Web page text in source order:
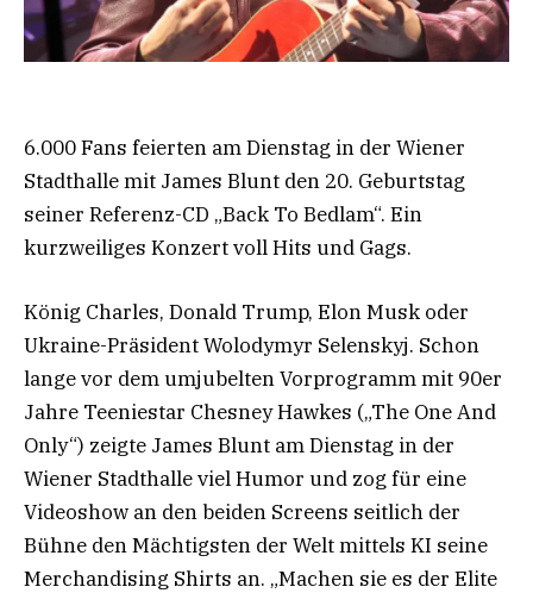
6.000 Fans feierten am Dienstag in der Wiener
Stadthalle mit James Blunt den 20. Geburtstag
seiner Referenz-CD „Back To Bedlam“. Ein
kurzweiliges Konzert voll Hits und Gags.
König Charles, Donald Trump, Elon Musk oder
Ukraine-Präsident Wolodymyr Selenskyj. Schon
lange vor dem umjubelten Vorprogramm mit 90er
Jahre Teeniestar Chesney Hawkes („The One And
Only“) zeigte James Blunt am Dienstag in der
Wiener Stadthalle viel Humor und zog für eine
Videoshow an den beiden Screens seitlich der
Bühne den Mächtigsten der Welt mittels KI seine
Merchandising Shirts an. „Machen sie es der Elite